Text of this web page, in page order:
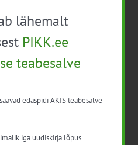
X LinkedIn
Email
lähemalt
PIKK.ee
teabesalve
edaspidi AKIS teabesalve
iga uudiskirja lõpus